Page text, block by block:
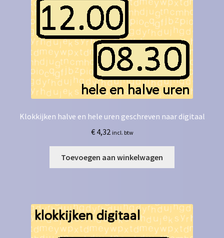
Klokkijken halve en hele uren geschreven naar digitaal
€4,32 incl. btw
Toevoegen aan winkelwagen